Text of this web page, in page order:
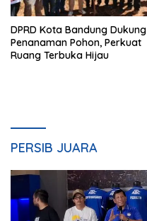
DPRD Kota Bandung Dukung
Penanaman Pohon, Perkuat
Ruang Terbuka Hijau
PERSIB JUARA